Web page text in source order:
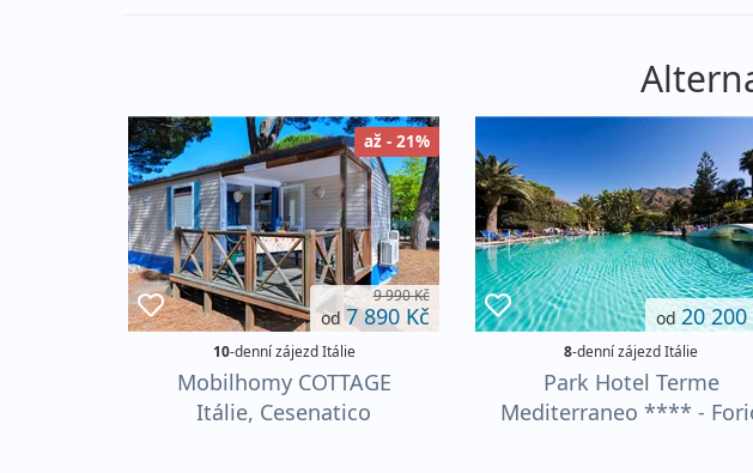
až - 21%
9 990 Kč
od7 890 Kč
10-denní zájezd Itálie
Mobilhomy COTTAGE
Itálie, Cesenatico
od 20 200
8-denní zájezd Itálie
Park Hotel Terme
Mediterraneo **** -